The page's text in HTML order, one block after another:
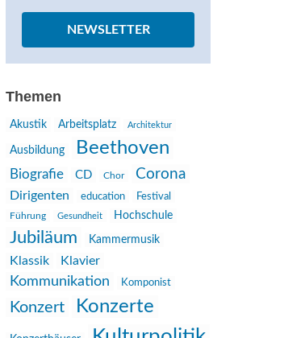
NEWSLETTER
Themen
Akustik Arbeitsplatz Architektur
Ausbildung Beethoven
Biografie CD Chor Corona
Dirigenten education
Festival
Führung
Gesundheit Hochschule
Jubiläum Kammermusik
Klassik Klavier
Kommunikation Komponist
Konzert Konzerte